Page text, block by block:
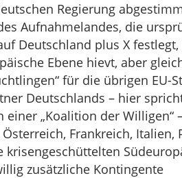
Regierung
Aufnahmelandes, die
Deutschland plus X festlegt,
Ebene hievt, aber
für die übrigen EU-
Deutschlands – hier
„Koalition der Willigen“
Frankreich, Italien,
zusätzliche Kontingente